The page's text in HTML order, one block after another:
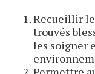
Recueillir
trouvés
les soigner